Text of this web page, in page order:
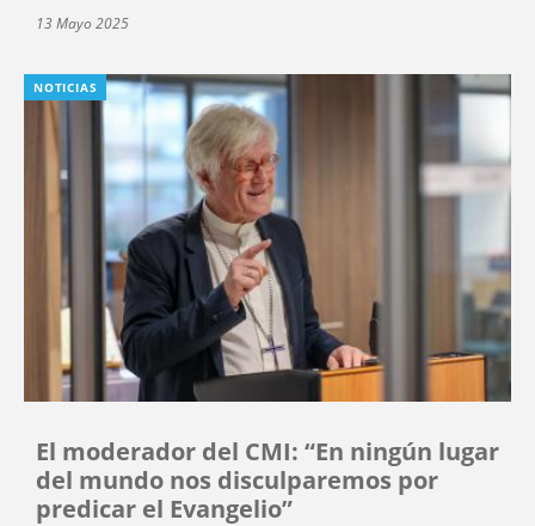
13 Mayo 2025
NOTICIAS
El moderador del CMI: “En ningún lugar
del mundo nos disculparemos por
predicar el Evangelio”